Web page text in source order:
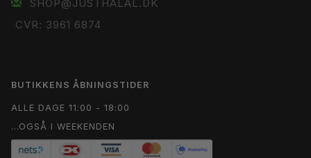
SHOP@JUSTHALAL.DK
CVR: 3961 6874
BUTIKKENS ÅBNINGSTIDER
ALLE DAGE 11:00 - 18:00
...OGSÅ I WEEKENDEN